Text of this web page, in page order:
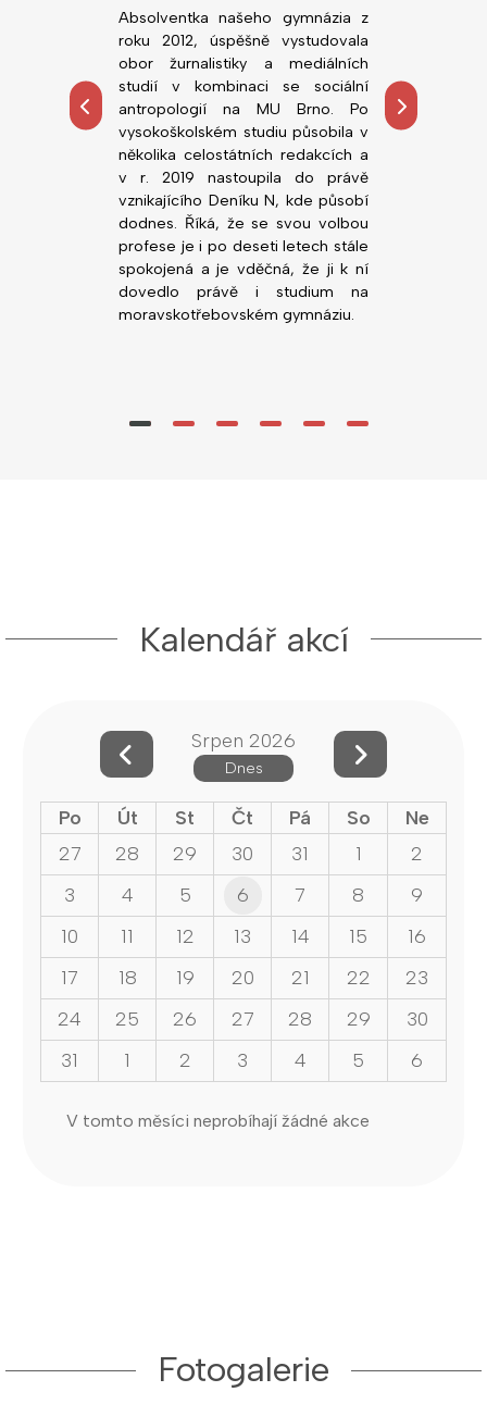
zejména
prostor.
Absolventka našeho gymnázia z
roku 2012, úspěšně vystudovala
obor žurnalistiky a mediálních
studií v kombinaci se sociální
antropologií na MU Brno. Po
vysokoškolském studiu působila v
několika celostátních redakcích a
v r. 2019 nastoupila do právě
vznikajícího Deníku N, kde působí
dodnes. Říká, že se svou volbou
profese je i po deseti letech stále
spokojená a je vděčná, že ji k ní
dovedlo právě i studium na
moravskotřebovském gymnáziu.
Lékařské
Palackého.
působí
Kalendář akcí
Srpen 2026
Dnes
Po Út St Čt Pá So
Ne
27
28 29 30 31 1
2
3
4 5 6 7 8
9
10
11 12 13 14 15
16
17
18 19 20 21 22
23
24
25 26 27 28 29
30
31
1 2 3 4 5 6
V tomto měsíci neprobíhají žádné akce
Fotogalerie